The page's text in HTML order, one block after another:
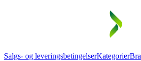
Salgs- og leveringsbetingelserKategorier